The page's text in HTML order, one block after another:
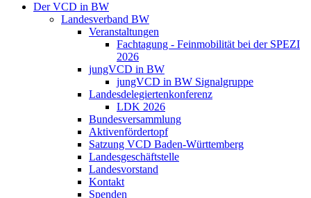
Der VCD in BW
Landesverband BW
Veranstaltungen
Fachtagung - Feinmobilität bei der SPEZI
2026
jungVCD in BW
jungVCD in BW Signalgruppe
Landesdelegiertenkonferenz
LDK 2026
Bundesversammlung
Aktivenfördertopf
Satzung VCD Baden-Württemberg
Landesgeschäftstelle
Landesvorstand
Kontakt
Spenden